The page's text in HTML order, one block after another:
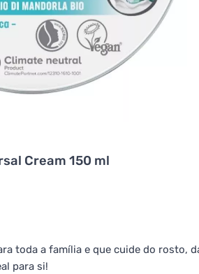
Cream 150 ml
toda a família e que cuide do rosto,
para si!